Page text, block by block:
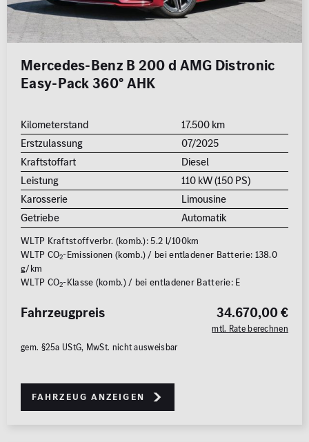
Schadstoffklasse
ALLE
Standorte
ALLE
Erstzulassung
2008 2026
0 km
250.000
Reichweite (elektrisch)
0 km 1.000 km
Leistung (PS)
Mercedes-Benz B 200 d AMG Distronic
Easy-Pack 360° AHK
Kilometerstand
17.500 km
Erstzulassung
07/2025
Kraftstoffart
Diesel
Leistung
110 kW (150 PS)
Karosserie
Limousine
Getriebe
Automatik
WLTP Kraftstoffverbr. (komb.): 5.2 l/100km
WLTP CO2-Emissionen (komb.) / bei entladener Batterie: 138.0
g/km
WLTP CO2-Klasse (komb.) / bei entladener Batterie: E
34.670,00 €
mtl. Rate berechnen
Fahrzeugpreis
gem. §25a UStG, MwSt. nicht ausweisbar
Fahrzeug anzeigen